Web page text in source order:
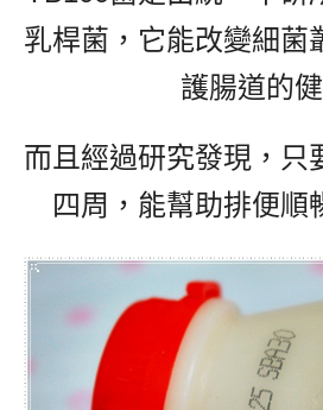
乳桿菌，它能改變細菌
護腸道的
而且經過研究發現，只
四周，能幫助排便順